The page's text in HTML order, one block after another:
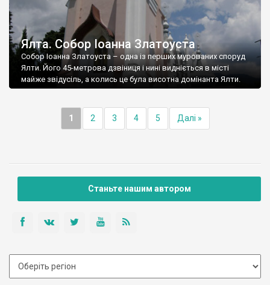
Ялта. Собор Іоанна Златоуста
Собор Іоанна Златоуста – одна із перших мурованих споруд
Ялти. Його 45-метрова дзвіниця і нині видніється в місті
майже звідусіль, а колись це була висотна домінанта Ялти.
1 2 3 4 5 Далі »
Станьте нашим автором